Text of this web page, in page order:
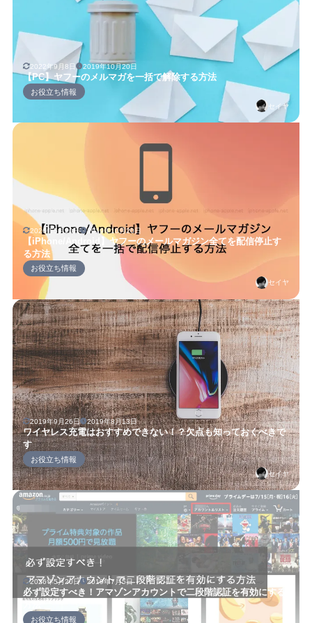
2022年9月8日 2019年10月20日
【PC】ヤフーのメルマガを一括で解除する方法
お役立ち情報
セイヤ
2026年5月20日 2019年10月20日
【iPhone/Android】ヤフーのメールマガジン全てを配信停止す
る方法
お役立ち情報
セイヤ
2019年9月26日 2019年8月13日
ワイヤレス充電はおすすめできない！？欠点も知っておくべきで
す
お役立ち情報
セイヤ
2026年5月20日 2019年7月5日
必ず設定すべき！アマゾンアカウントで二段階認証を有効にする
お役立ち情報